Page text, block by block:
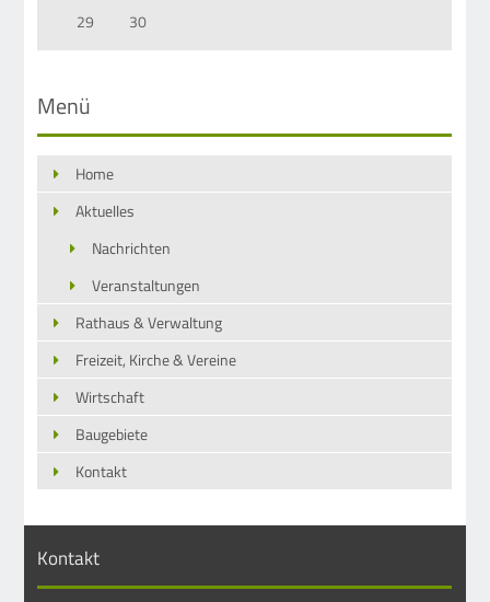
29
30
Menü
Home
Aktuelles
Nachrichten
Veranstaltungen
Rathaus & Verwaltung
Freizeit, Kirche & Vereine
Wirtschaft
Baugebiete
Kontakt
Kontakt